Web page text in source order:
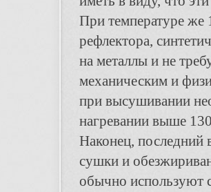
При температуре
рефлектора,
на металлы и не
механическим и
при высушивании
нагревании выше
Наконец, последний
сушки и
обычно используют